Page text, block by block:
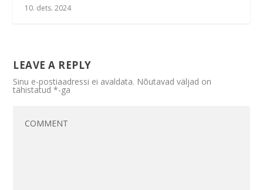
10. dets. 2024
LEAVE A REPLY
Sinu e-postiaadressi ei avaldata. Nõutavad väljad on
tähistatud*-ga